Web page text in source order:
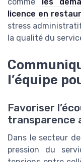
licence en
stress
la qualité du
l’équipe
Favoriser
transparence
Dans le secteur
pression du